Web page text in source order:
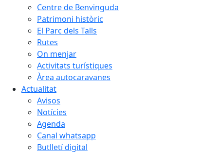
Centre de Benvinguda
Patrimoni històric
El Parc dels Talls
Rutes
On menjar
Activitats turístiques
Àrea autocaravanes
Actualitat
Avisos
Notícies
Agenda
Canal whatsapp
Butlletí digital